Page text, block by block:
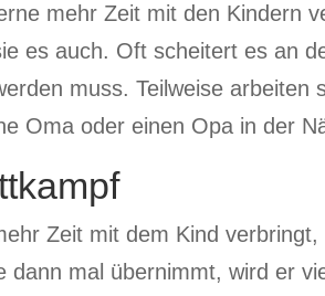
mehr Zeit mit den Kindern
es auch. Oft scheitert es an
muss. Teilweise
Oma oder einen Opa in der
Zeit mit dem Kind
mal übernimmt, wird er